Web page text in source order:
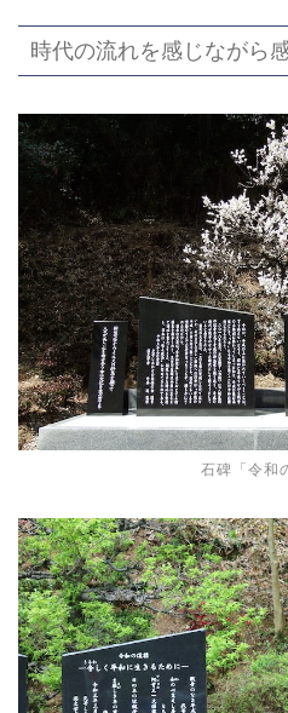
時代の流れを感じながら
石碑「令和